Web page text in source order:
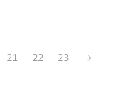
21 22 23